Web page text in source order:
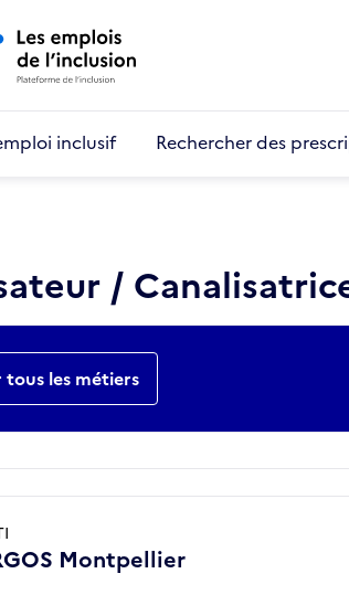
inclusif Rechercher des
/
rapides
tous les métiers
Montpellier